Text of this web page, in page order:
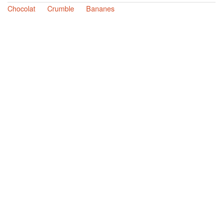
Chocolat
Crumble Bananes